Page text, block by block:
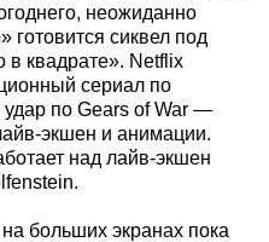
неожиданно
готовится сиквел под
в квадрате». Netflix
сериал по
удар по Gears of War —
экшен и анимации.
над лайв-экшен
больших экранах пока